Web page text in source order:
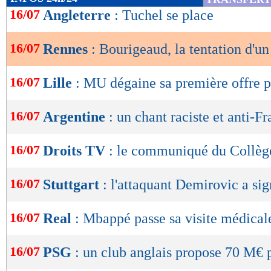
de
lecture
OK
16/07 Angleterre : Tuchel se place
16/07 Rennes : Bourigeaud, la tentation
16/07 Lille : MU dégaine sa première offre
16/07 Argentine : un chant raciste et anti-
16/07 Droits TV : le communiqué du
16/07 Stuttgart : l'attaquant Demirovic a
16/07 Real : Mbappé passe sa visite
16/07 PSG : un club anglais propose 70 M€